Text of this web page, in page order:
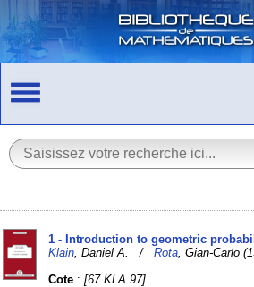
1 - Introduction to geometric
Klain , Daniel A. /Rota , Gian-Carlo
Cote :[67 KLA 97]